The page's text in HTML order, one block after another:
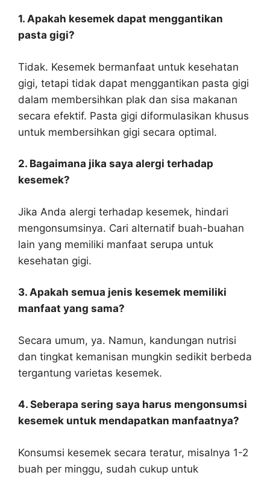
1. Apakah kesemek dapat menggantikan
pasta gigi?
Tidak. Kesemek bermanfaat untuk kesehatan
gigi, tetapi tidak dapat menggantikan pasta gigi
dalam membersihkan plak dan sisa makanan
secara efektif. Pasta gigi diformulasikan khusus
untuk membersihkan gigi secara optimal.
2. Bagaimana jika saya alergi terhadap
kesemek?
Jika Anda alergi terhadap kesemek, hindari
mengonsumsinya. Cari alternatif buah-buahan
lain yang memiliki manfaat serupa untuk
kesehatan gigi.
3. Apakah semua jenis kesemek memiliki
manfaat yang sama?
Secara umum, ya. Namun, kandungan nutrisi
dan tingkat kemanisan mungkin sedikit berbeda
tergantung varietas kesemek.
4. Seberapa sering saya harus mengonsumsi
kesemek untuk mendapatkan manfaatnya?
Konsumsi kesemek secara teratur, misalnya 1-2
buah per minggu, sudah cukup untuk